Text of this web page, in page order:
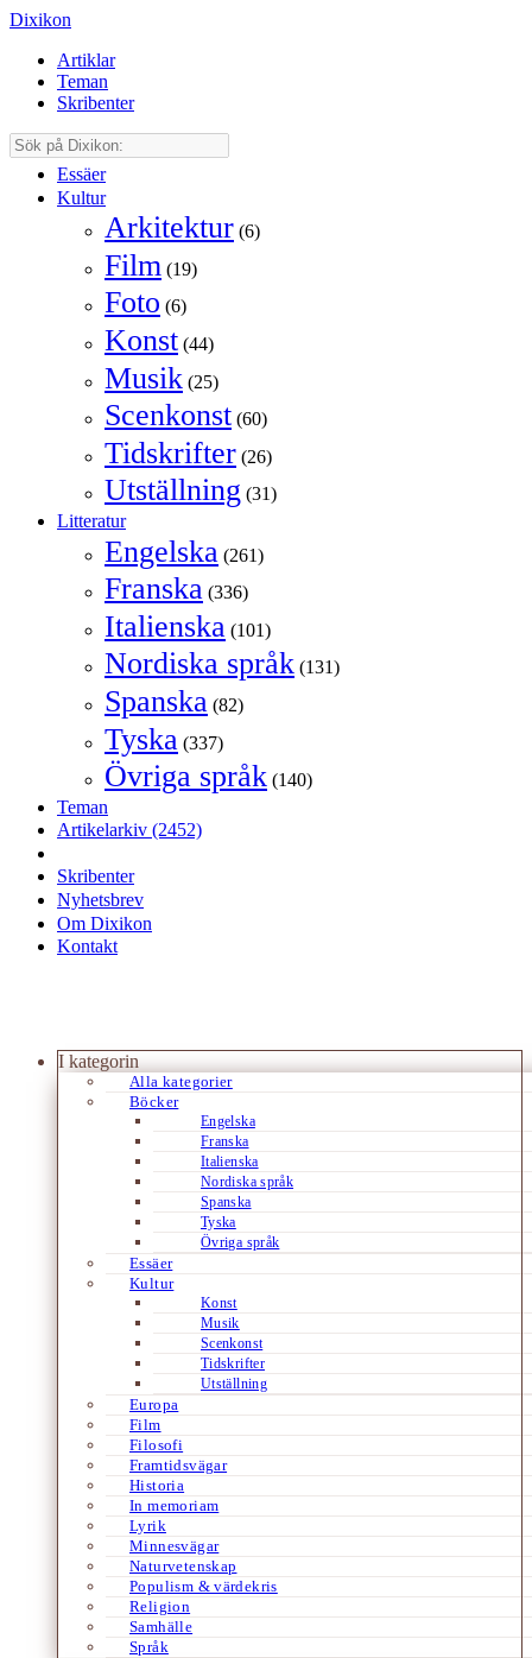
Dixikon
Artiklar
Teman
Skribenter
Essäer
Kultur
Arkitektur (6)
Film (19)
Foto (6)
Konst (44)
Musik (25)
Scenkonst (60)
Tidskrifter (26)
Utställning (31)
Litteratur
Engelska (261)
Franska (336)
Italienska (101)
Nordiska språk (131)
Spanska (82)
Tyska (337)
Övriga språk (140)
Teman
Artikelarkiv (2452)
Skribenter
Nyhetsbrev
Om Dixikon
Kontakt
I kategorin
Alla kategorier
Böcker
Engelska
Franska
Italienska
Nordiska språk
Spanska
Tyska
Övriga språk
Essäer
Kultur
Konst
Musik
Scenkonst
Tidskrifter
Utställning
Europa
Film
Filosofi
Framtidsvägar
Historia
In memoriam
Lyrik
Minnesvägar
Naturvetenskap
Populism & värdekris
Religion
Samhälle
Språk